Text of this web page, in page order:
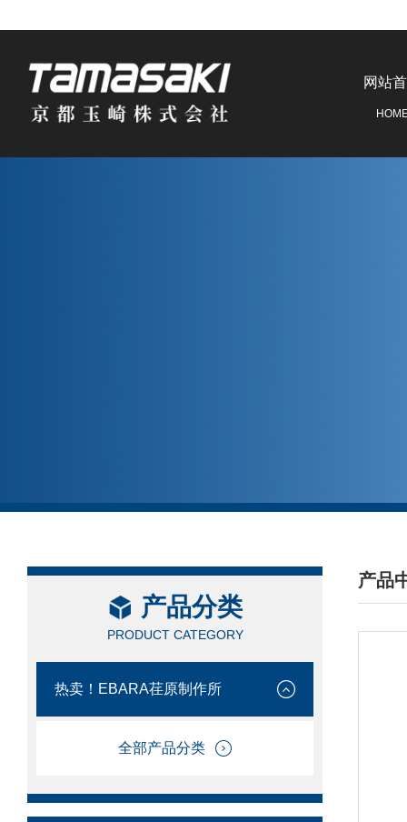
网站
产品分类
PRODUCT CATEGORY
热卖！EBARA荏原制作所
全部产品分类
产品
/